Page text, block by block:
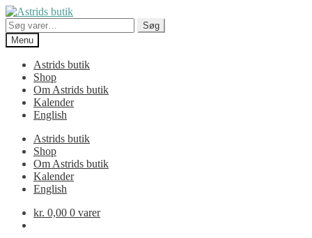
Spring
til
navigation
Spring
til
indhold
Søg
efter:
Søg
Menu
Astrids butik
Shop
Om Astrids butik
Kalender
English
Astrids butik
Shop
Om Astrids butik
Kalender
English
kr. 0,00 0 varer